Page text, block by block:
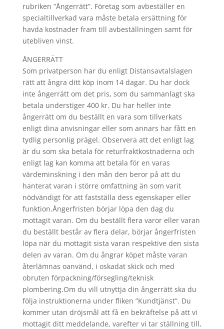
rubriken ”Ångerrätt”. Företag som avbeställer en
specialtillverkad vara måste betala ersättning för
havda kostnader fram till avbeställningen samt för
utebliven vinst.
ÅNGERRÄTT
Som privatperson har du enligt Distansavtalslagen
rätt att ångra ditt köp inom 14 dagar. Du har dock
inte ångerrätt om det pris, som du sammanlagt ska
betala understiger 400 kr. Du har heller inte
ångerrätt om du beställt en vara som tillverkats
enligt dina anvisningar eller som annars har fått en
tydlig personlig prägel. Observera att det enligt lag
är du som ska betala för returfraktkostnaderna och
enligt lag kan komma att betala för en varas
värdeminskning i den mån den beror på att du
hanterat varan i större omfattning än som varit
nödvändigt för att fastställa dess egenskaper eller
funktion.Ångerfristen börjar löpa den dag du
mottagit varan. Om du beställt flera varor eller varan
du beställt består av flera delar, börjar ångerfristen
löpa när du mottagit sista varan respektive den sista
delen av varan. Om du ångrar köpet måste varan
återlämnas oanvänd, i oskadat skick och med
obruten förpackning/försegling/teknisk
plombering.Om du vill utnyttja din ångerrätt ska du
följa instruktionerna under fliken ”Kundtjänst”. Du
kommer utan dröjsmål att få en bekräftelse på att vi
mottagit ditt meddelande, varefter vi tar ställning till,